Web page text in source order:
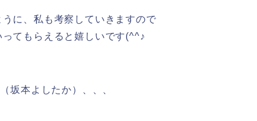
に、私も考察していきますので
てもらえると嬉しいです(^^♪
坂本よしたか）、、、